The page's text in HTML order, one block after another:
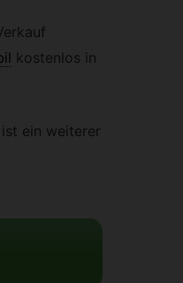
kostenlos in
ein weiterer